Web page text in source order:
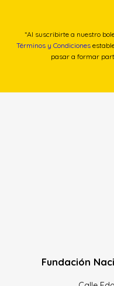
*Al suscribirte a nuestro
Términos y Condiciones
pasar a formar
Fundación